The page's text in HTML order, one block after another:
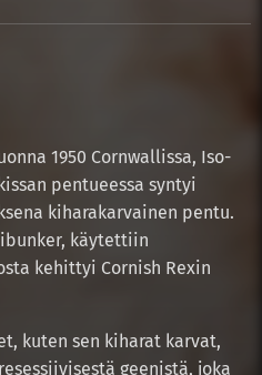
1950 Cornwallissa, Iso-
pentueessa syntyi
kiharakarvainen pentu.
käytettiin
kehittyi Cornish Rexin
kuten sen kiharat karvat,
geenistä, joka